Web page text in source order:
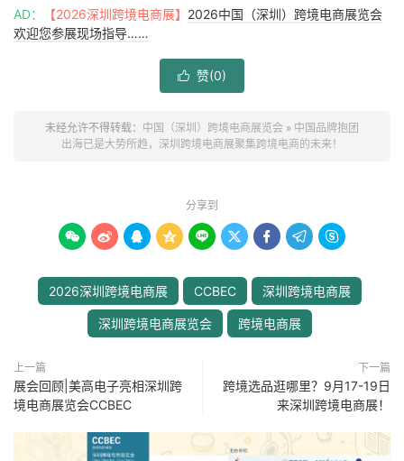
AD： 【2026深圳跨境电商展】 2026中国（深圳）跨境电商展览会
欢迎您参展现场指导……
 赞(0)
未经允许不得转载： 中国（深圳）跨境电商展览会 » 中国品牌抱团
出海已是大势所趋，深圳跨境电商展聚集跨境电商的未来！
分享到
        
2026深圳跨境电商展 CCBEC 深圳跨境电商展
深圳跨境电商展览会 跨境电商展
上一篇
展会回顾|美高电子亮相深圳跨
境电商展览会CCBEC
下一篇
跨境选品逛哪里？9月17-19日
来深圳跨境电商展！